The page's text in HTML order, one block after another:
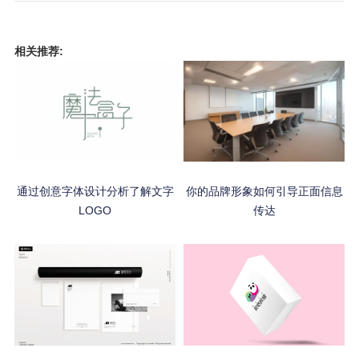
相关推荐:
通过创意字体设计分析了解文字
LOGO
你的品牌形象如何引导正面信息
传达